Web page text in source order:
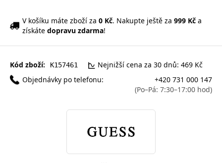
V košíku máte zboží za 0 Kč. Nakupte ještě za 999 Kč a
získáte dopravu zdarma!
Kód zboží: K157461
Nejnižší cena za 30 dnů: 469 Kč
Objednávky po telefonu:
+420 731 000 147
(Po–Pá: 7:30–17:00 hod)